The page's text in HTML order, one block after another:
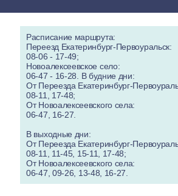
Расписание маршрута:
Переезд Екатеринбург-Первоуральск:
08-06 - 17-49;
Новоалексеевское село:
06-47 - 16-28. В будние дни:
От Переезда Екатеринбург-
08-11, 17-48;
От Новоалексеевского села:
06-47, 16-27.
В выходные дни:
От Переезда Екатеринбург-
08-11, 11-45, 15-11, 17-48;
От Новоалексеевского села:
06-47, 09-26, 13-48, 16-27.